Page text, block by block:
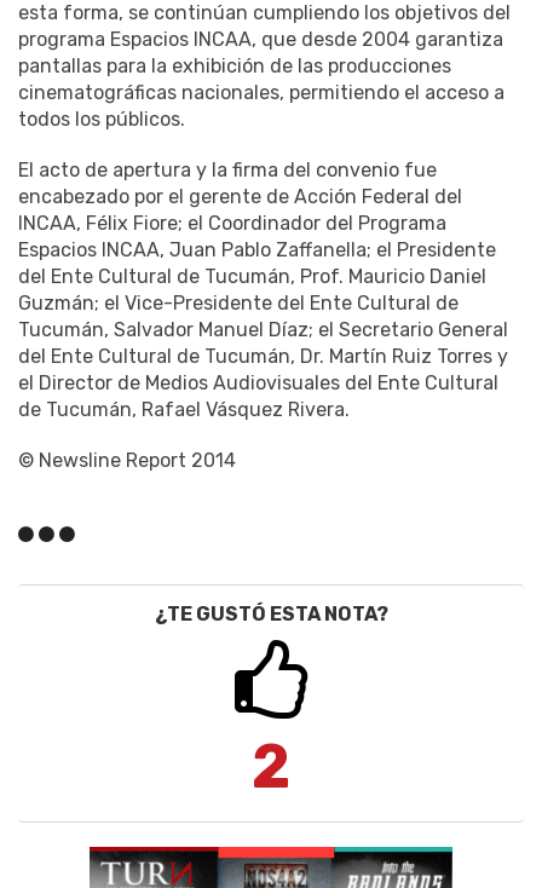
esta forma, se continúan cumpliendo los objetivos del
programa Espacios INCAA, que desde 2004 garantiza
pantallas para la exhibición de las producciones
cinematográficas nacionales, permitiendo el acceso a
todos los públicos.
El acto de apertura y la firma del convenio fue
encabezado por el gerente de Acción Federal del
INCAA, Félix Fiore; el Coordinador del Programa
Espacios INCAA, Juan Pablo Zaffanella; el Presidente
del Ente Cultural de Tucumán, Prof. Mauricio Daniel
Guzmán; el Vice-Presidente del Ente Cultural de
Tucumán, Salvador Manuel Díaz; el Secretario General
del Ente Cultural de Tucumán, Dr. Martín Ruiz Torres y
el Director de Medios Audiovisuales del Ente Cultural
de Tucumán, Rafael Vásquez Rivera.
© Newsline Report 2014
¿TE GUSTÓ ESTA NOTA?
2